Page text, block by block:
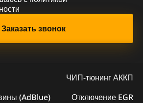
ЧИП-тюнинг АККП
(AdBlue)
Отключение EGR